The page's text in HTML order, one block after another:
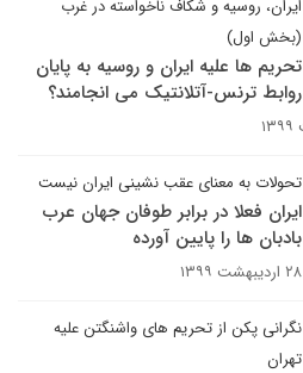
ایران، روسیه و شکاف ناخواسته در غرب
(بخش اول)
تحریم ها علیه ایران و روسیه به پایان
روابط ترنس-آتلانتیک می انجامند؟
تحولات به معنای عقب نشینی ایران نیست
ایران فعلا در برابر طوفان جهان عرب
بادبان ها را پایین آورده
۲۸ اردیبهشت ۱۳۹۹
نگرانی پکن از تحریم های واشنگتن علیه
تهران